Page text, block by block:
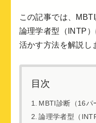
この記事では、
論理学者型（INTP
活かす方法を解説し
目次
MBTI診断（16パ
論理学者型（